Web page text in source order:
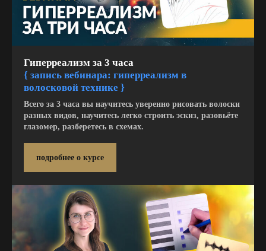
Гиперреализм за 3 часа
{ запись вебинара: гиперреализм в
волосковой технике }
Всего за 3 часа вы научитесь уверенно рисовать волоски
разных видов, научитесь легко строить эскиз, разовьёте
глазомер, разберетесь в схемах.
подробнее о курсе